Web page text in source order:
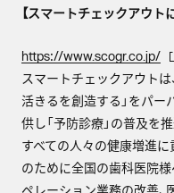
【スマートチェックアウト
https://www.scogr.co.jp/
スマートチェックアウトは
活きるを創造する」をパー
供し「予防診療」の普及を
すべての人々の健康増進
のために全国の歯科医院
ペレーション業務の改善